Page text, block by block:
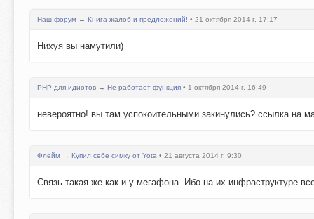
Наш форум → Книга жалоб и предложений! • 21 октября 2014 г. 17:17
Нихуя вы намутили)
PHP для идиотов → Не работает функция • 1 октября 2014 г. 16:49
невероятно! вы там успокоительными закинулись? ссылка
Флейм → Купил себе симку от Yota • 21 августа 2014 г. 9:30
Связь такая же как и у мегафона. Ибо на их инфраструктуре